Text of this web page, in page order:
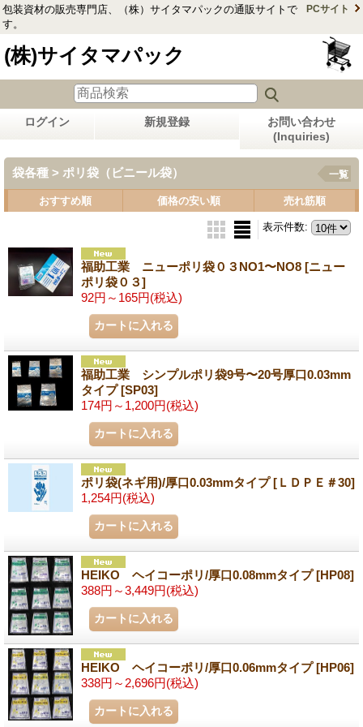
包装資材の販売専門店、（株）サイタマパックの通販サイトで
す。
PCサイト
(株)サイタマパック
ログイン 新規登録
お問い合わせ
(Inquiries)
袋各種 > ポリ袋（ビニール袋） 一覧
おすすめ順 価格の安い順 売れ筋順
表示件数:
福助工業 ニューポリ袋０３NO1〜NO8 [ニュー
ポリ袋０３]
92円～165円(税込)
福助工業 シンプルポリ袋9号〜20号厚口0.03mm
タイプ[SP03]
174円～1,200円(税込)
ポリ袋(ネギ用)/厚口0.03mmタイプ[ＬＤＰＥ＃30]
1,254円(税込)
HEIKO ヘイコーポリ/厚口0.08mmタイプ[HP08]
388円～3,449円(税込)
HEIKO ヘイコーポリ/厚口0.06mmタイプ[HP06]
338円～2,696円(税込)